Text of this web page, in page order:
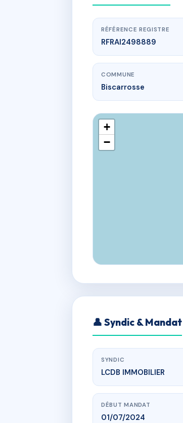
RÉFÉRENCE REGISTRE
RFRAI2498889
COMMUNE
Biscarrosse
+
−
👤 Syndic & Mandat
SYNDIC
LCDB IMMOBILIER
DÉBUT MANDAT
01/07/2024